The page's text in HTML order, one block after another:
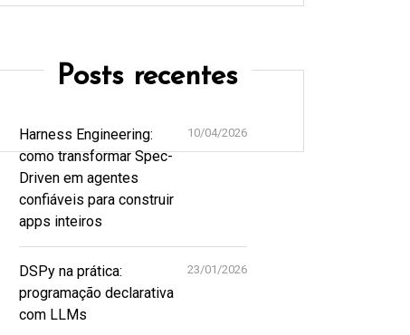
Posts recentes
Harness Engineering:
como transformar Spec-
Driven em agentes
confiáveis para construir
apps inteiros
10/04/2026
DSPy na prática:
programação declarativa
com LLMs
23/01/2026